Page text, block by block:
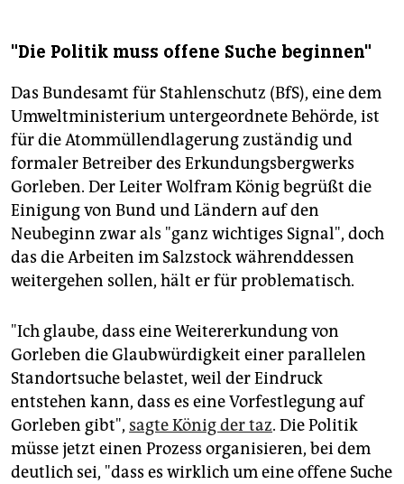
"Die Politik muss offene Suche beginnen"
Das Bundesamt für Stahlenschutz (BfS), eine dem
Umweltministerium untergeordnete Behörde, ist
für die Atommüllendlagerung zuständig und
formaler Betreiber des Erkundungsbergwerks
Gorleben. Der Leiter Wolfram König begrüßt die
Einigung von Bund und Ländern auf den
Neubeginn zwar als "ganz wichtiges Signal", doch
das die Arbeiten im Salzstock währenddessen
weitergehen sollen, hält er für problematisch.
"Ich glaube, dass eine Weitererkundung von
Gorleben die Glaubwürdigkeit einer parallelen
Standortsuche belastet, weil der Eindruck
entstehen kann, dass es eine Vorfestlegung auf
Gorleben gibt", sagte König der taz. Die Politik
müsse jetzt einen Prozess organisieren, bei dem
deutlich sei, "dass es wirklich um eine offene Suche